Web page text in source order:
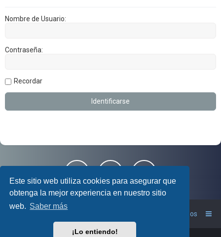
Este sitio web utiliza cookies para asegurar que
obtenga la mejor experiencia en nuestro sitio
web. Saber más
¡Lo entiendo!
Nombre de Usuario:
Contraseña:
Recordar
Contáctanos